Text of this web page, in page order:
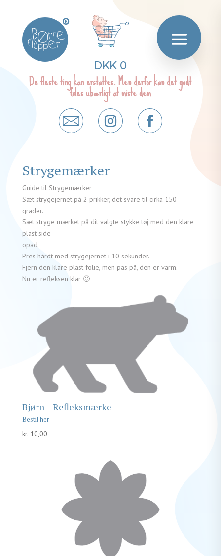
®
DKK 0
De fleste ting kan erstattes. Men derfor kan det godt
føles ubærligt at miste dem
Strygemærker
Guide til Strygemærker
Sæt strygejernet på 2 prikker, det svare til cirka 150
grader.
Sæt stryge mærket på dit valgte stykke tøj med den klare
plast side
opad.
Pres hårdt med strygejernet i 10 sekunder.
Fjern den klare plast folie, men pas på, den er varm.
Nu er refleksen klar 🙂
Bjørn – Refleksmærke
kr.10,00